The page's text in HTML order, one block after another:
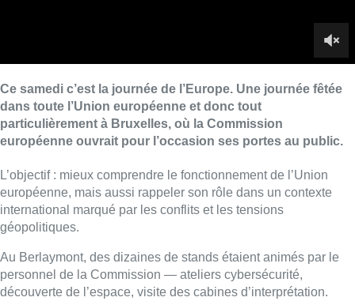
Au Berlaymont, des dizaines de stands étaient animés par le
personnel de la Commission — ateliers cybersécurité,
Le mot“démocratie” revenait en boucle sur le mur des souhaits
installé pour l’occasion. Selon le dernier Eurobaromètre, 71%
des Belges estiment que l’UE reste un lieu de stabilité dans un
■ Reportage deJoachim Vincent et Néo Fasquel
Lire aussi :
Un nouveau club de MMA ouvre